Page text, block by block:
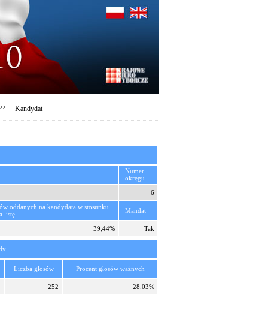
>> Kandydat
Numer
okręgu
6
oddanych na kandydata w stosunku
listę
Mandat
39,44% Tak
Liczba głosów Procent głosów ważnych
252 28.03%